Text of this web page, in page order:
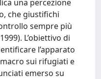
una percezione
che giustifichi
sempre più
L’obiettivo di
l’apparato
sui rifugiati e
emerso su